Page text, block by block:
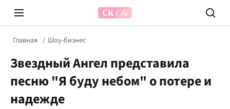
Главная Шоу-бизнес
Звездный Ангел представила
песню "Я буду небом" о потере и
надежде